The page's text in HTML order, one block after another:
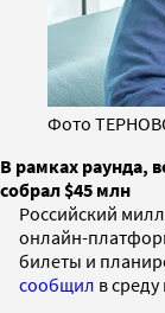
Фото
В рамках раунда,
собрал $45 млн
Российский
онлайн-
билеты и
сообщил в